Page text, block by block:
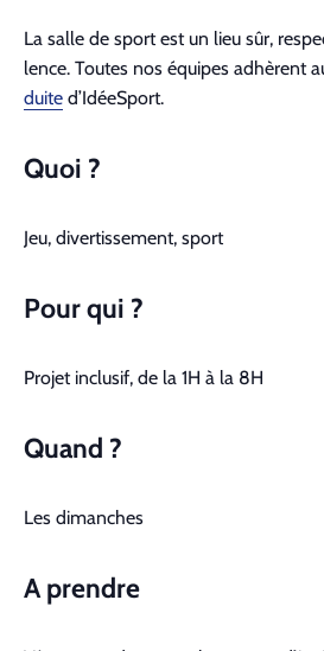
La salle de sport est un lieu sûr,
lence. Toutes nos équipes adhèrent
duite d’IdéeSport.
Quoi ?
Jeu, diver­tisse­ment, sport
Pour qui ?
Pro­jet inclusif, de la 1H à la 8H
Quand ?
Les dimanch­es
A pren­dre